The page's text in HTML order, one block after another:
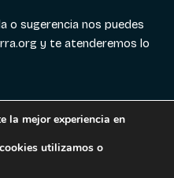
o sugerencia nos puedes
y te atenderemos lo
la mejor experiencia en
utilizamos o